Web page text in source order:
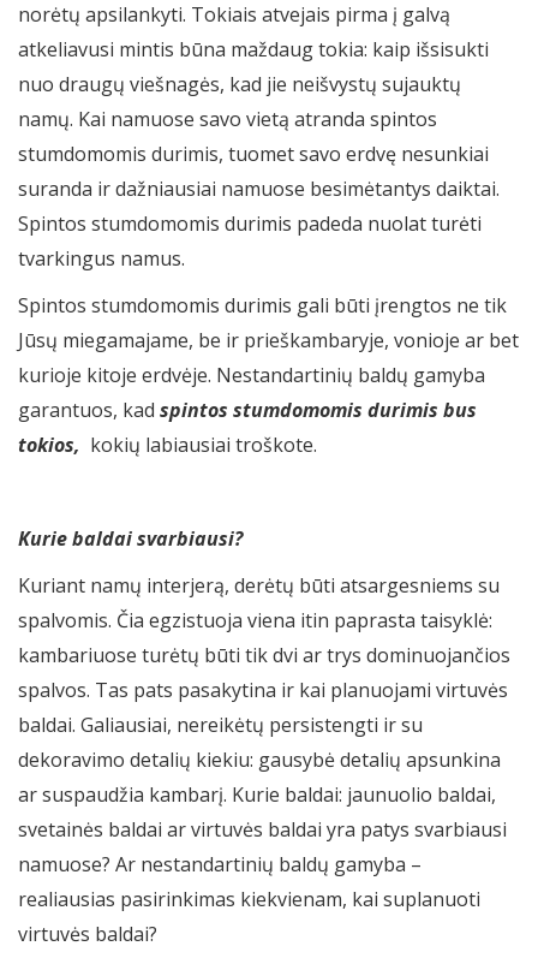
norėtų apsilankyti. Tokiais atvejais pirma į galvą
atkeliavusi mintis būna maždaug tokia: kaip išsisukti
nuo draugų viešnagės, kad jie neišvystų sujauktų
namų. Kai namuose savo vietą atranda spintos
stumdomomis durimis, tuomet savo erdvę nesunkiai
suranda ir dažniausiai namuose besimėtantys daiktai.
Spintos stumdomomis durimis padeda nuolat turėti
tvarkingus namus.
Spintos stumdomomis durimis gali būti įrengtos ne tik
Jūsų miegamajame, be ir prieškambaryje, vonioje ar bet
kurioje kitoje erdvėje. Nestandartinių baldų gamyba
garantuos, kad spintos stumdomomis durimis bus
tokios, kokių labiausiai troškote.
Kurie baldai svarbiausi?
Kuriant namų interjerą, derėtų būti atsargesniems su
spalvomis. Čia egzistuoja viena itin paprasta taisyklė:
kambariuose turėtų būti tik dvi ar trys dominuojančios
spalvos. Tas pats pasakytina ir kai planuojami virtuvės
baldai. Galiausiai, nereikėtų persistengti ir su
dekoravimo detalių kiekiu: gausybė detalių apsunkina
ar suspaudžia kambarį. Kurie baldai: jaunuolio baldai,
svetainės baldai ar virtuvės baldai yra patys svarbiausi
namuose? Ar nestandartinių baldų gamyba –
realiausias pasirinkimas kiekvienam, kai suplanuoti
virtuvės baldai?